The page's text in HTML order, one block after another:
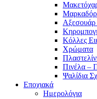
Αξεσουάρ
Κόλλες
Χρώματα
Πινέλα –
Ψαλίδια
Εποχιακά
Ημερολόγια